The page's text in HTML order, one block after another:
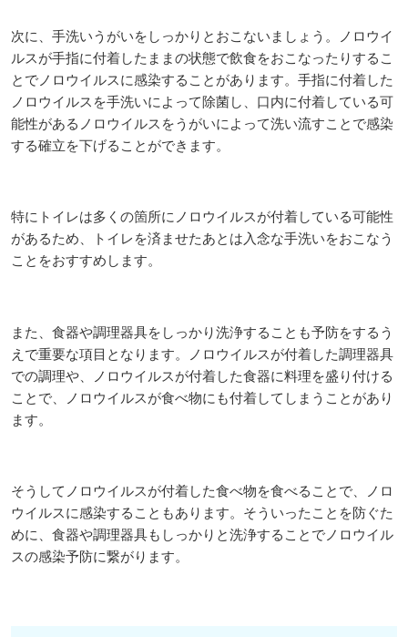
次に、手洗いうがいをしっかりとおこないましょう。ノロウイ
ルスが手指に付着したままの状態で飲食をおこなったりするこ
とでノロウイルスに感染することがあります。手指に付着した
ノロウイルスを手洗いによって除菌し、口内に付着している可
能性があるノロウイルスをうがいによって洗い流すことで感染
する確立を下げることができます。
特にトイレは多くの箇所にノロウイルスが付着している可能性
があるため、トイレを済ませたあとは入念な手洗いをおこなう
ことをおすすめします。
また、食器や調理器具をしっかり洗浄することも予防をするう
えで重要な項目となります。ノロウイルスが付着した調理器具
での調理や、ノロウイルスが付着した食器に料理を盛り付ける
ことで、ノロウイルスが食べ物にも付着してしまうことがあり
ます。
そうしてノロウイルスが付着した食べ物を食べることで、ノロ
ウイルスに感染することもあります。そういったことを防ぐた
めに、食器や調理器具もしっかりと洗浄することでノロウイル
スの感染予防に繋がります。